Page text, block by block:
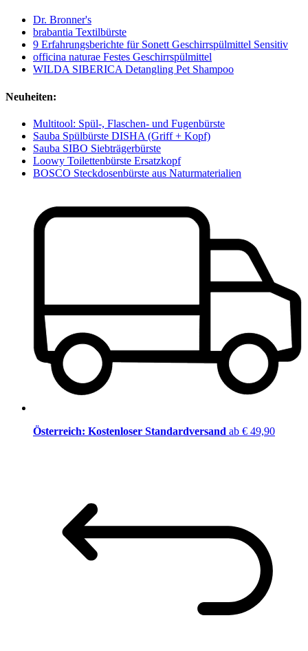
Dr. Bronner's
brabantia Textilbürste
9 Erfahrungsberichte für Sonett Geschirrspülmittel Sensitiv
officina naturae Festes Geschirrspülmittel
WILDA SIBERICA Detangling Pet Shampoo
Neuheiten:
Multitool: Spül-, Flaschen- und Fugenbürste
Sauba Spülbürste DISHA (Griff + Kopf)
Sauba SIBO Siebträgerbürste
Loowy Toilettenbürste Ersatzkopf
BOSCO Steckdosenbürste aus Naturmaterialien
Österreich: Kostenloser Standardversand ab € 49,90